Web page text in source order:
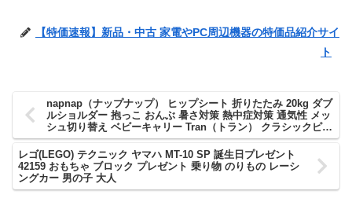
【特価速報】新品・中古 家電やPC周辺機器の特価品紹介サイ
ト
napnap（ナップナップ） ヒップシート 折りたたみ 20kg ダブ
ルショルダー 抱っこ おんぶ 暑さ対策 熱中症対策 通気性 メッ
シュ切り替え ベビーキャリー Tran（トラン） クラシックピン
ク
レゴ(LEGO) テクニック ヤマハ MT-10 SP 誕生日プレゼント
42159 おもちゃ ブロック プレゼント 乗り物 のりもの レーシ
ングカー 男の子 大人